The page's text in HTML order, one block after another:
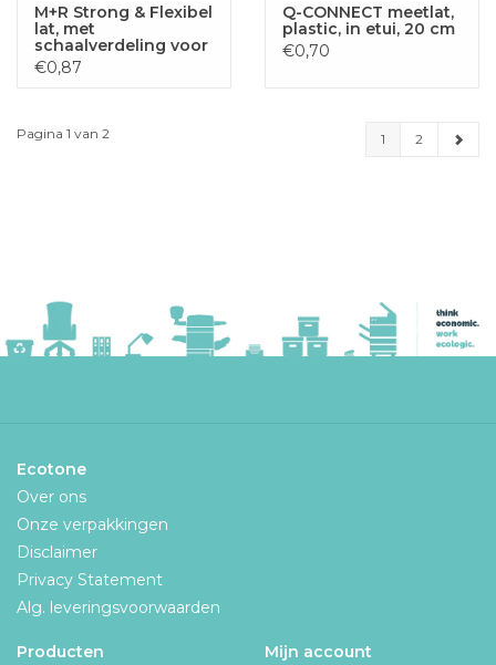
M+R Strong & Flexibel
lat, met
schaalverdeling voor
recht- en
linkshandigen, 15 cm,
€0,87
Q-CONNECT meetlat,
plastic, in etui, 20 cm
€0,70
Pagina 1 van 2 1 2
Ecotone
Over ons
Onze verpakkingen
Disclaimer
Privacy Statement
Alg. leveringsvoorwaarden
Producten Mijn account